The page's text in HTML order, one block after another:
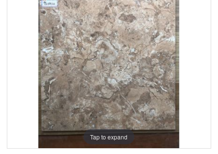
Tap to expand